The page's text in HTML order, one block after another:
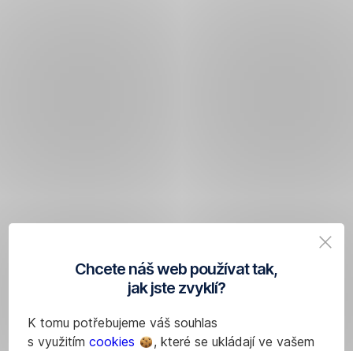
Chcete náš web používat tak,
jak jste zvyklí?
K tomu potřebujeme váš souhlas
s využitím cookies
, které se ukládají ve vašem